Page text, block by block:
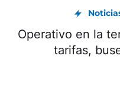
Operativo en la
tarifas,